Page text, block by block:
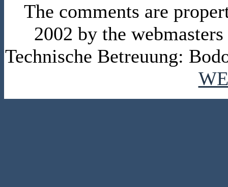
The comments are
2002 by the
Technische Betreuung: